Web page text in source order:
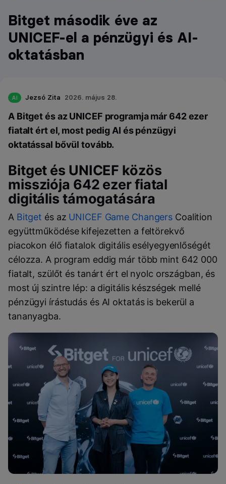
Bitget második éve az
UNICEF-el a pénzügyi és AI-
oktatásban
AI Jezsó Zita 2026. május 28.
A Bitget és az UNICEF programja már 642 ezer
fiatalt ért el, most pedig AI és pénzügyi
oktatással bővül tovább.
Bitget és UNICEF közös
missziója 642 ezer fiatal
digitális támogatására
A Bitget és az UNICEF Game Changers Coalition
együttműködése kifejezetten a feltörekvő
piacokon élő fiatalok digitális esélyegyenlőségét
célozza. A program eddig már több mint 642 000
fiatalt, szülőt és tanárt ért el nyolc országban, és
most új szintre lép: a digitális készségek mellé
pénzügyi írástudás és AI oktatás is bekerül a
tananyagba.